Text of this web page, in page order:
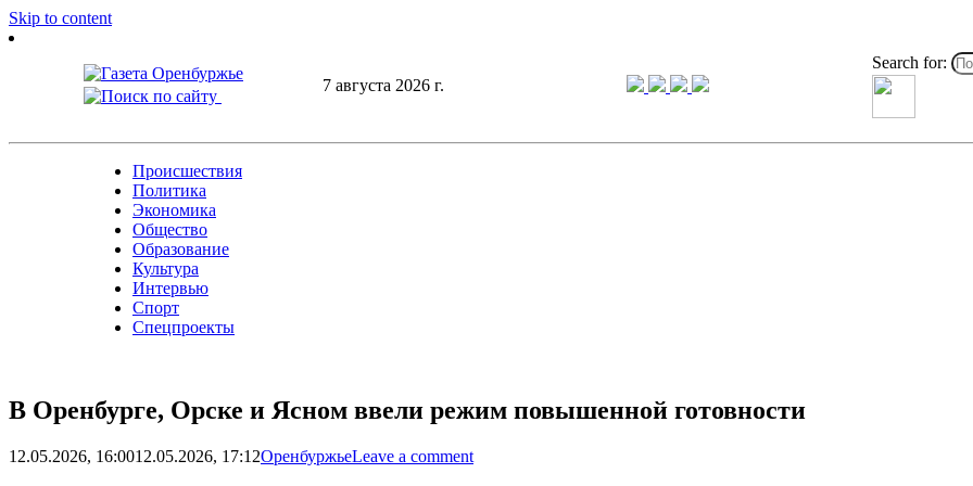
Skip to content
7 августа 2026 г.
Search for:
Происшествия
Политика
Экономика
Общество
Образование
Культура
Интервью
Спорт
Спецпроекты
В Оренбурге, Орске и Ясном ввели режим повышенной готовности
12.05.2026, 16:0012.05.2026, 17:12ОренбуржьеLeave a comment